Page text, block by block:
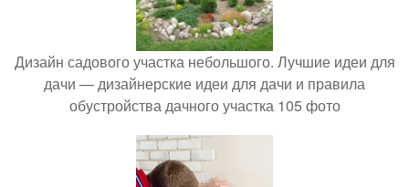
Дизайн садового участка небольшого. Лучшие идеи для
дачи — дизайнерские идеи для дачи и правила
обустройства дачного участка 105 фото